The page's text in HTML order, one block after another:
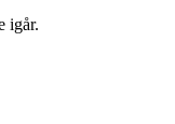
igår.